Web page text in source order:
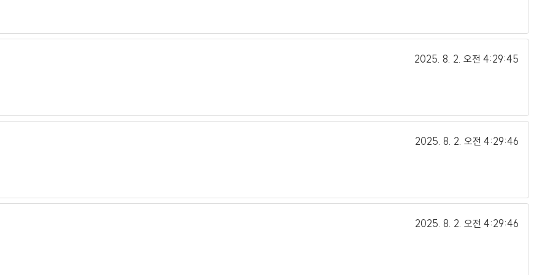
2025. 8. 2. 오전 4:29:45
2025. 8. 2. 오전 4:29:46
2025. 8. 2. 오전 4:29:46